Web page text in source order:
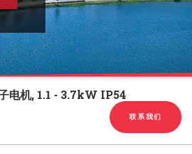
电机, 1.1 - 3.7kW IP54
联系我们